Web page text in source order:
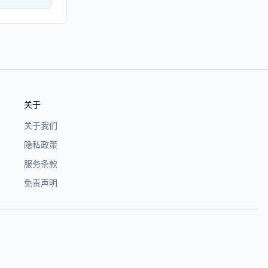
关于
关于我们
隐私政策
服务条款
免责声明